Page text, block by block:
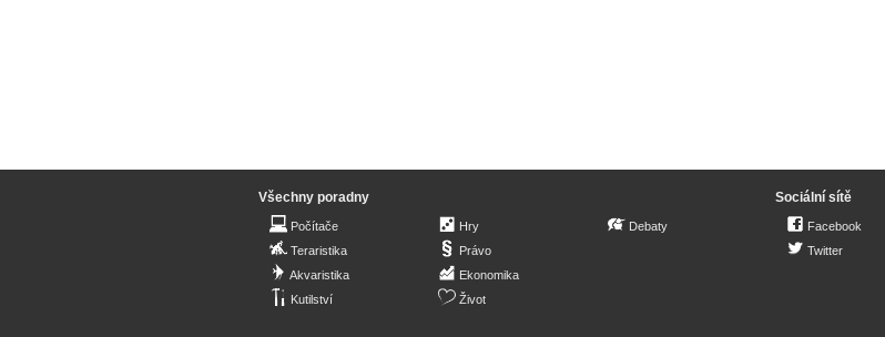
Všechny poradny
Počítače
Teraristika
Akvaristika
Kutilství
Hry
Právo
Ekonomika
Život
Debaty
Sociální sítě
Facebook
Twitter